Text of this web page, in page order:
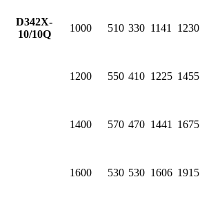
D342X-
10/10Q
1000 510 330 1141 1230
1200 550 410 1225 1455
1400 570 470 1441 1675
1600 530 530 1606 1915